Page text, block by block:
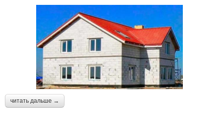
читать дальше →